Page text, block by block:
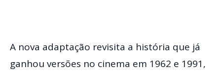
A nova adaptação revisita a história que já
ganhou versões no cinema em 1962 e 1991,